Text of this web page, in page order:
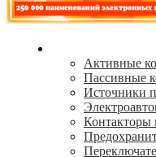
Активные
Пассивные
Источники
Контакторы